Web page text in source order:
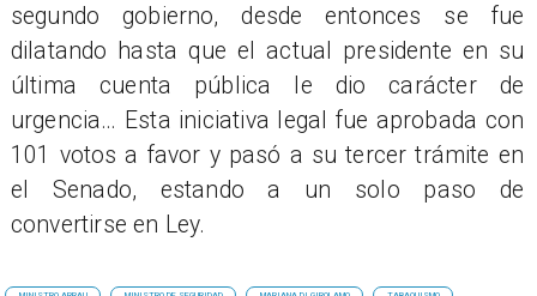
segundo gobierno, desde entonces se fue
dilatando hasta que el actual presidente en su
última cuenta pública le dio carácter de
urgencia… Esta iniciativa legal fue aprobada con
101 votos a favor y pasó a su tercer trámite en
el Senado, estando a un solo paso de
convertirse en Ley.